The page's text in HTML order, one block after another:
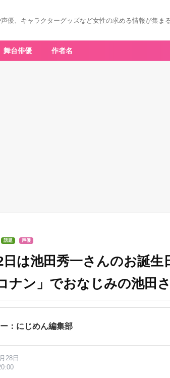
優、キャラクターグッズなど女性の求める情報が集ま
舞台俳優 作者名
話題 声優
日は池田秀一さんのお誕生
ナン」でおなじみの池田
：にじめん編集部
28日